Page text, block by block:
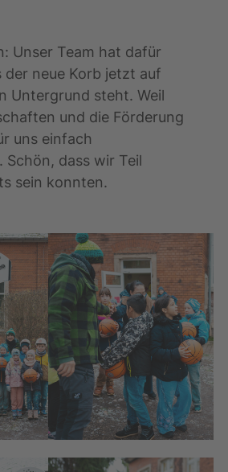
Unser Team hat dafür
der neue Korb jetzt auf
Untergrund steht. Weil
und die Förderung
uns einfach
Schön, dass wir Teil
sein konnten.